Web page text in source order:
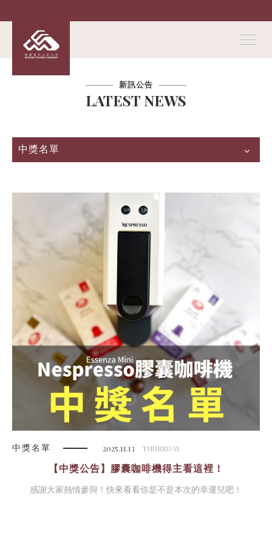
新訊公告
LATEST NEWS
中獎名單
中獎名單 2025.11.13 THURSDAY
【中獎公告】膠囊咖啡機得主看這裡！
感謝大家熱情參與！快來看看你是不是本次的幸運兒吧！